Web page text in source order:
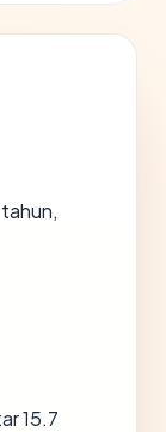
15.7